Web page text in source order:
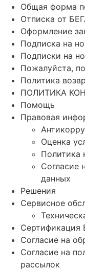
Общая форма
Отписка от
Оформление
Подписка на
Подписки на
Пожалуйста,
Политика
ПОЛИТИКА
Помощь
Правовая
Оценка
Политика
Согласие
данных
Решения
Сервисное
Сертификация
Согласие на
Согласие на
рассылок